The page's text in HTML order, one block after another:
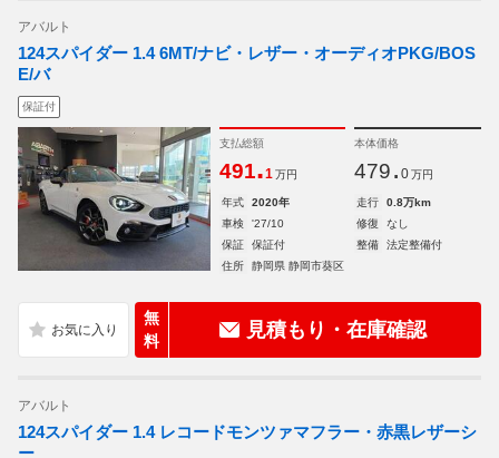
アバルト
124スパイダー 1.4 6MT/ナビ・レザー・オーディオPKG/BOS
E/バ
保証付
支払総額
491.1 万円
本体価格
479. 0 万円
年式 2020年 走行
0.8万km
車検
'27/10 修復
なし
保証
保証付 整備
法定整備付
住所
静岡県 静岡市葵区
無
料
見積もり・在庫確認
アバルト
124スパイダー 1.4 レコードモンツァマフラー・赤黒レザーシ
ー